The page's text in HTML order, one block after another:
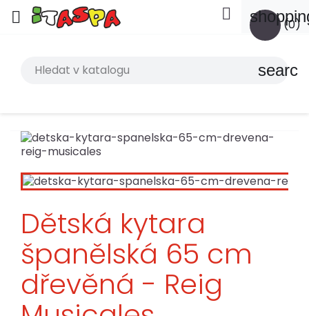
 (0)

search
Dětská kytara
španělská 65 cm
dřevěná - Reig